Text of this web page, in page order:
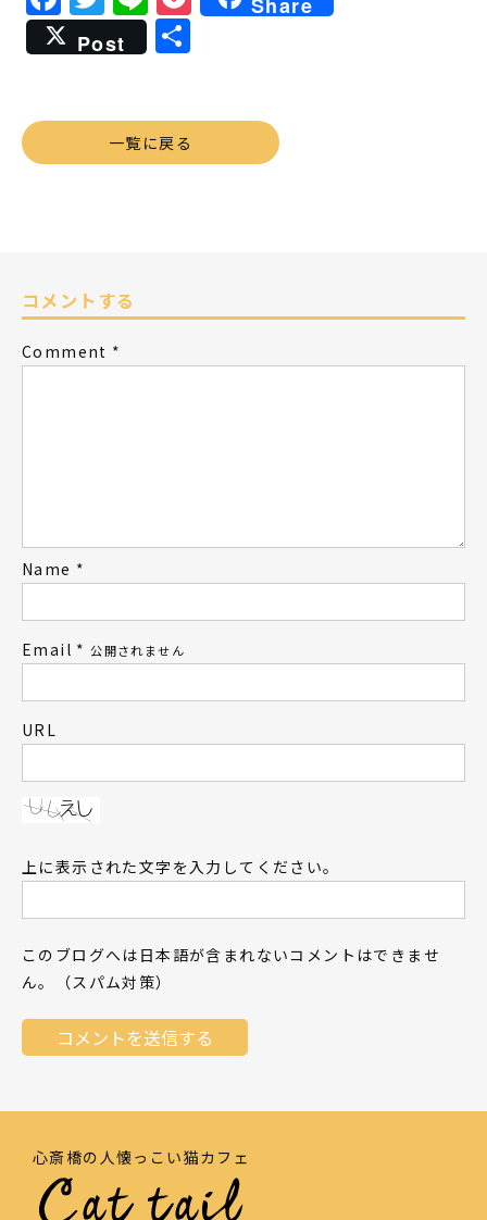
Post
共
一覧に戻る
コメントする
Comment *
Name *
Email * 公開されません
URL
上に表示された文字を入力してください。
このブログへは日本語が含まれないコメントはできませ
ん。（スパム対策）
心斎橋の人懐っこい猫カフェ